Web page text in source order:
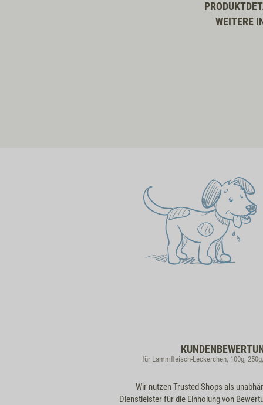
WEITERE
für Lammfleisch-Leckerchen, 100g,
Wir nutzen Trusted Shops als
Dienstleister für die Einholung von